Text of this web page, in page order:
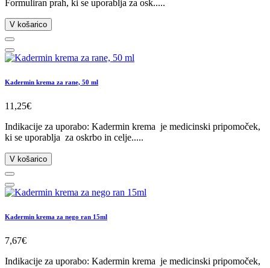
Formuliran prah, ki se uporablja za osk.....
V košarico
Kadermin krema za rane, 50 ml
11,25€
Indikacije za uporabo: Kadermin krema je medicinski pripomoček,
ki se uporablja za oskrbo in celje.....
V košarico
Kadermin krema za nego ran 15ml
7,67€
Indikacije za uporabo: Kadermin krema je medicinski pripomoček,